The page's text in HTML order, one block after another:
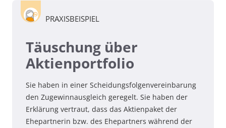
PRAXISBEISPIEL
Täuschung über
Aktienportfolio
Sie haben in einer Scheidungsfolgenvereinbarung
den Zugewinnausgleich geregelt. Sie haben der
Erklärung vertraut, dass das Aktienpaket der
Ehepartnerin bzw. des Ehepartners während der